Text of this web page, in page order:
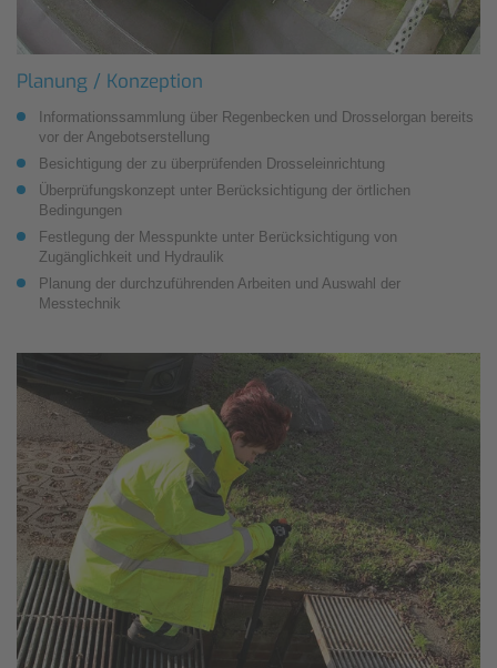
Planung / Konzeption
Informationssammlung über Regenbecken und Drosselorgan bereits
vor der Angebotserstellung
Besichtigung der zu überprüfenden Drosseleinrichtung
Überprüfungskonzept unter Berücksichtigung der örtlichen
Bedingungen
Festlegung der Messpunkte unter Berücksichtigung von
Zugänglichkeit und Hydraulik
Planung der durchzuführenden Arbeiten und Auswahl der
Messtechnik